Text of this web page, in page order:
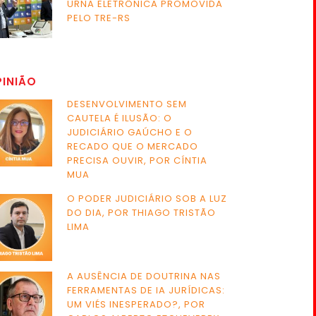
URNA ELETRÔNICA PROMOVIDA
PELO TRE-RS
DESENVOLVIMENTO SEM
CAUTELA É ILUSÃO: O
JUDICIÁRIO GAÚCHO E O
RECADO QUE O MERCADO
PRECISA OUVIR, POR CÍNTIA
MUA
O PODER JUDICIÁRIO SOB A LUZ
DO DIA, POR THIAGO TRISTÃO
LIMA
A AUSÊNCIA DE DOUTRINA NAS
FERRAMENTAS DE IA JURÍDICAS:
UM VIÉS INESPERADO?, POR